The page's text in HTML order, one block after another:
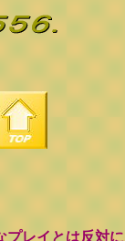
プレイとは反対